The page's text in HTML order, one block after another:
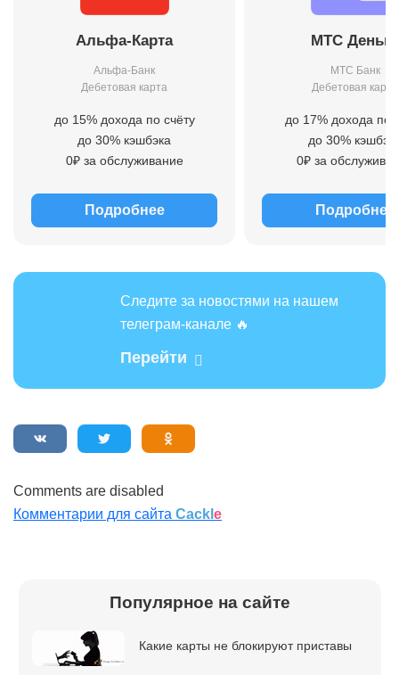
Альфа-Карта
Альфа-Банк
Дебетовая карта
до 15% дохода по счёту
до 30% кэшбэка
0₽ за обслуживание
Подробнее
МТС Деньги
МТС Банк
Дебетовая карта
до 17% дохода по
до 30%
0₽ за
Подробнее
Следите за новостями на нашем
телеграм-канале 🔥
Перейти
Comments are disabled
Комментарии для сайта Cackl e
Популярное на сайте
Какие карты не блокируют приставы